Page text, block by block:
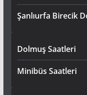
Şanlıurfa Birecik
Dolmuş Saatleri
Minibüs Saatleri